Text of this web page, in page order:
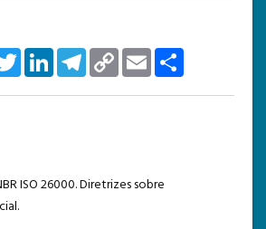
TwitterLinkedInTelegramCopy
Link
Email
ISO 26000. Diretrizes sobre